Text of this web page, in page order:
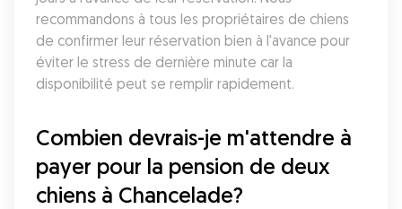
recommandons à tous les propriétaires de chiens
de confirmer leur réservation bien à l'avance pour
éviter le stress de dernière minute car la
disponibilité peut se remplir rapidement.
Combien devrais-je m'attendre à
payer pour la pension de deux
chiens à Chancelade?